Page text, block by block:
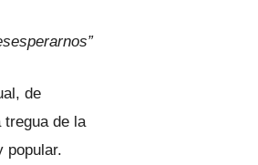
de
tregua de la
popular.